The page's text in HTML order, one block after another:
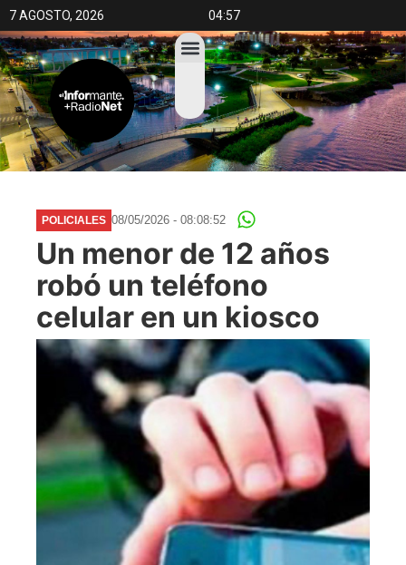
7 AGOSTO, 2026 04:57
POLICIALES 08/05/2026 - 08:08:52
Un menor de 12 años
robó un teléfono
celular en un kiosco